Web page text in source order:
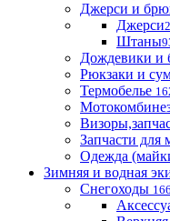
Джерси и
Джерси
Штаны
Дождевики и
Рюкзаки и
Термобелье
Запчасти для
Одежда
Зимняя и водная
Снегоходы